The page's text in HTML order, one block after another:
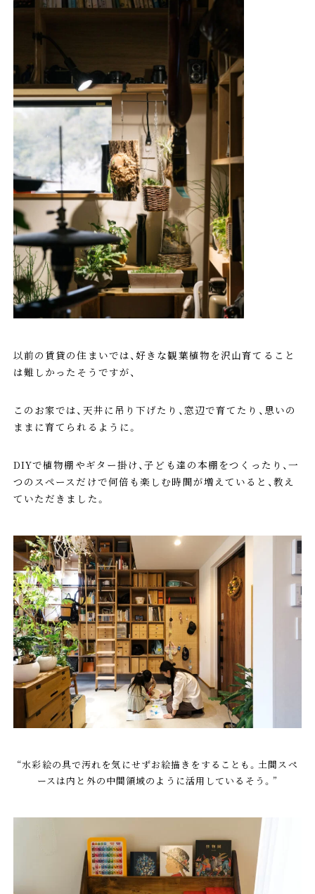
以前の賃貸の住まいでは、好きな観葉植物を沢山育てること
は難しかったそうですが、
このお家では、天井に吊り下げたり、窓辺で育てたり、思いの
ままに育てられるように。
DIYで植物棚やギター掛け、子ども達の本棚をつくったり、一
つのスペースだけで何倍も楽しむ時間が増えていると、教え
ていただきました。
“水彩絵の具で汚れを気にせずお絵描きをすることも。土間スペ
ースは内と外の中間領域のように活用しているそう。”